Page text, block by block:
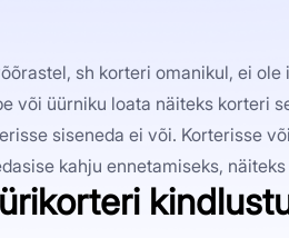
sh korteri omanikul, ei ole
või üürniku loata näiteks korteri
siseneda ei või. Korterisse
kahju ennetamiseks,